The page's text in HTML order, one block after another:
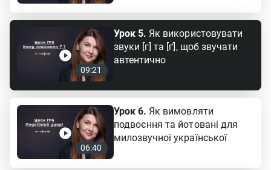
09:21
Урок 5. Як використовувати
звуки [г] та [ґ], щоб звучати
автентично
06:40
Урок 6. Як вимовляти
подвоєння та йотовані для
милозвучної української